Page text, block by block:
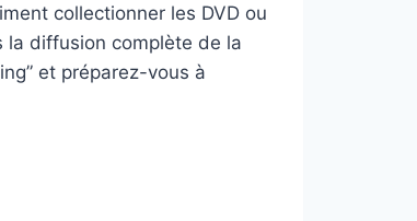
collectionner les DVD ou
la diffusion complète de la
et préparez-vous à